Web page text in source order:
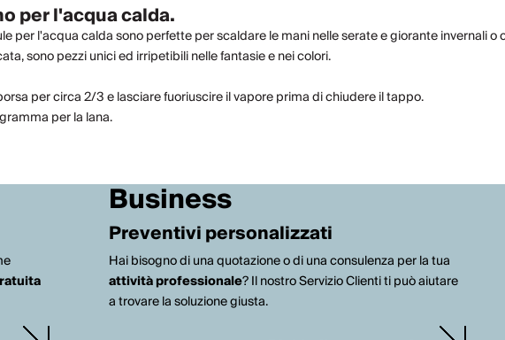
per l'acqua calda.
per l'acqua calda sono perfette per scaldare le mani nelle serate e giorante invernali o
sono pezzi unici ed irripetibili nelle fantasie e nei colori.
per circa 2/3 e lasciare fuoriuscire il vapore prima di chiudere il tappo.
per la lana.
Business
Preventivi personalizzati
Hai bisogno di una quotazione o di una consulenza per la tua
attività professionale? Il nostro Servizio Clienti ti può aiutare
a trovare la soluzione giusta.